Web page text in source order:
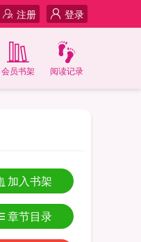
登录
注册
阅读记录
会员书架
加入书架
章节目录